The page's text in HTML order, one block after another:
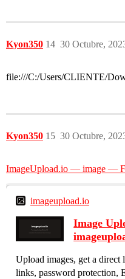
Kyon350 30 Octubre,
14
file:///C:/Users/CLIENTE/
Kyon350 30 Octubre,
15
ImageUpload.io — image —
imageupload.io
Image
Upload images, get a direct
links, password protection,